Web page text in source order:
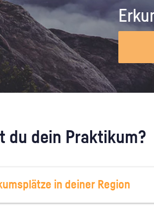
Unternehmen lohnt, wie man sich
vorbereitet und wie ein Vorab-Anruf
abläuft.
du dein Praktikum?
in deiner Region